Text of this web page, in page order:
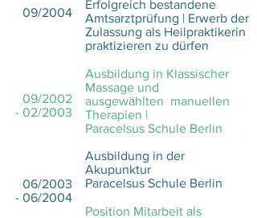
09/2004
09/2002
- 02/2003
06/2003
- 06/2004
Erfolgreich bestandene
Amtsarztprüfung | Erwerb der
Zulassung als Heilpraktikerin
praktizieren zu dürfen
Ausbildung in Klassischer
Massage und
ausgewählten manuellen
Therapien |
Paracelsus Schule Berlin
Ausbildung in der
Akupunktur
Paracelsus Schule Berlin
Position Mitarbeit als